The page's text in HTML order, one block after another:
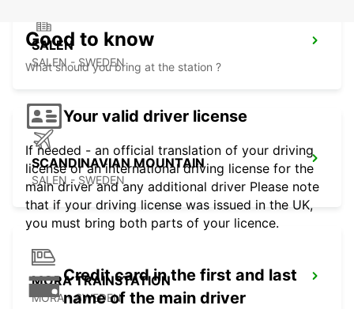
SALEN
SALEN - SWEDEN
SCANDINAVIAN MOUNTAIN
SALEN - SWEDEN
MORA TRAINSTATION
MORA - SWEDEN
Good to know
What should you bring at the station ?
Your valid driver license
If needed - an official translation of your driving
license or an international driving license for the
main driver and any additional driver Please note
that if your driving license was issued in the UK,
you must bring both parts of your licence.
Credit card in the first and last
name of the main driver